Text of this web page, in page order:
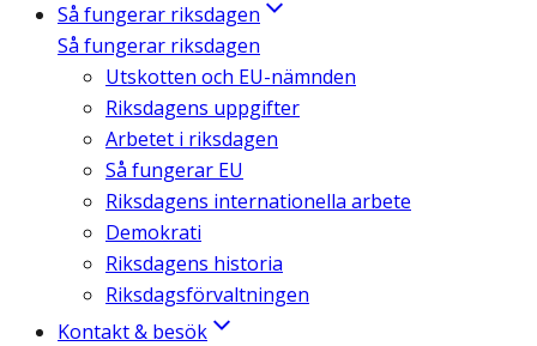
Så fungerar riksdagen
Så fungerar riksdagen
Utskotten och EU-nämnden
Riksdagens uppgifter
Arbetet i riksdagen
Så fungerar EU
Riksdagens internationella arbete
Demokrati
Riksdagens historia
Riksdagsförvaltningen
Kontakt & besök